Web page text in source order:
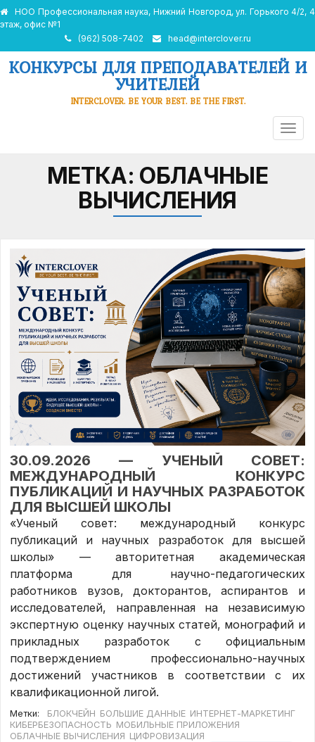
НОО Профессиональная наука, Нижний Новгород, ул. Горького 4/2, 4
этаж, офис №1
(962) 508-7402
head@interclover.ru
КОНКУРСЫ ДЛЯ ПРЕПОДАВАТЕЛЕЙ И
УЧИТЕЛЕЙ
INTERCLOVER. BE YOUR BEST. BE THE FIRST.
МЕТКА: ОБЛАЧНЫЕ
ВЫЧИСЛЕНИЯ
30.09.2026 — УЧЕНЫЙ СОВЕТ:
МЕЖДУНАРОДНЫЙ КОНКУРС
ПУБЛИКАЦИЙ И НАУЧНЫХ РАЗРАБОТОК
ДЛЯ ВЫСШЕЙ ШКОЛЫ
«Ученый совет: международный конкурс
публикаций и научных разработок для высшей
школы» — авторитетная академическая
платформа для научно-педагогических
работников вузов, докторантов, аспирантов и
исследователей, направленная на независимую
экспертную оценку научных статей, монографий и
прикладных разработок с официальным
подтверждением профессионально-научных
достижений участников в соответствии с их
квалификационной лигой.
Метки: БЛОКЧЕЙН БОЛЬШИЕ ДАННЫЕ ИНТЕРНЕТ-МАРКЕТИНГ
КИБЕРБЕЗОПАСНОСТЬ МОБИЛЬНЫЕ ПРИЛОЖЕНИЯ
ОБЛАЧНЫЕ ВЫЧИСЛЕНИЯ ЦИФРОВИЗАЦИЯ